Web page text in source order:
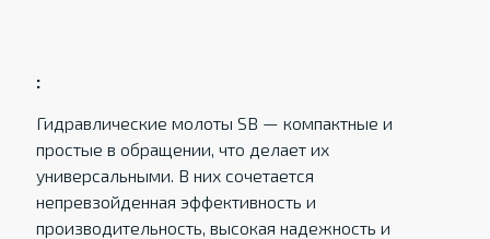
:
Гидравлические молоты SB — компактные и
простые в обращении, что делает их
универсальными. В них сочетается
непревзойденная эффективность и
производительность, высокая надежность и